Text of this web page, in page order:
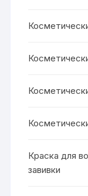
Краска для
завивки